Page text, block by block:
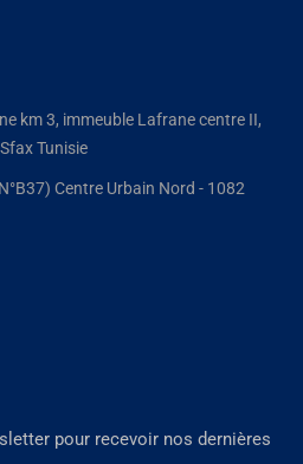
km 3, immeuble Lafrane centre II,
Tunisie
Centre Urbain Nord - 1082
pour recevoir nos dernières